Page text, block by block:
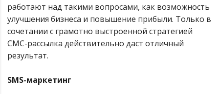
работают над такими вопросами, как возможность
улучшения бизнеса и повышение прибыли. Только в
сочетании с грамотно выстроенной стратегией
СМС-рассылка действительно даст отличный
результат.
SMS-маркетинг